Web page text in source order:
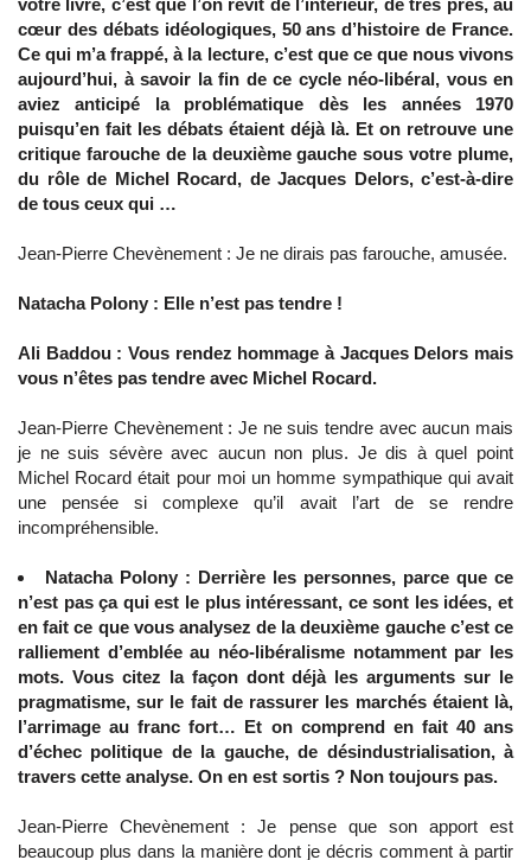
votre livre, c’est que l’on revit de l’intérieur, de très près, au
cœur des débats idéologiques, 50 ans d’histoire de France.
Ce qui m’a frappé, à la lecture, c’est que ce que nous vivons
aujourd’hui, à savoir la fin de ce cycle néo-libéral, vous en
aviez anticipé la problématique dès les années 1970
puisqu’en fait les débats étaient déjà là. Et on retrouve une
critique farouche de la deuxième gauche sous votre plume,
du rôle de Michel Rocard, de Jacques Delors, c’est-à-dire
de tous ceux qui …
Jean-Pierre Chevènement : Je ne dirais pas farouche, amusée.
Natacha Polony : Elle n’est pas tendre !
Ali Baddou : Vous rendez hommage à Jacques Delors mais
vous n’êtes pas tendre avec Michel Rocard.
Jean-Pierre Chevènement : Je ne suis tendre avec aucun mais
je ne suis sévère avec aucun non plus. Je dis à quel point
Michel Rocard était pour moi un homme sympathique qui avait
une pensée si complexe qu’il avait l’art de se rendre
incompréhensible.
Natacha Polony : Derrière les personnes, parce que ce
n’est pas ça qui est le plus intéressant, ce sont les idées, et
en fait ce que vous analysez de la deuxième gauche c’est ce
ralliement d’emblée au néo-libéralisme notamment par les
mots. Vous citez la façon dont déjà les arguments sur le
pragmatisme, sur le fait de rassurer les marchés étaient là,
l’arrimage au franc fort… Et on comprend en fait 40 ans
d’échec politique de la gauche, de désindustrialisation, à
travers cette analyse. On en est sortis ? Non toujours pas.
Jean-Pierre Chevènement : Je pense que son apport est
beaucoup plus dans la manière dont je décris comment à partir